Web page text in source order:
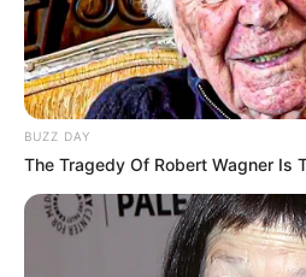
BUZZ DAY
The Tragedy Of Robert Wagner Is